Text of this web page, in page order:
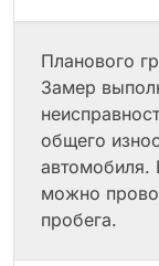
Планового
Замер
общего
автомобиля.
можно
пробега.